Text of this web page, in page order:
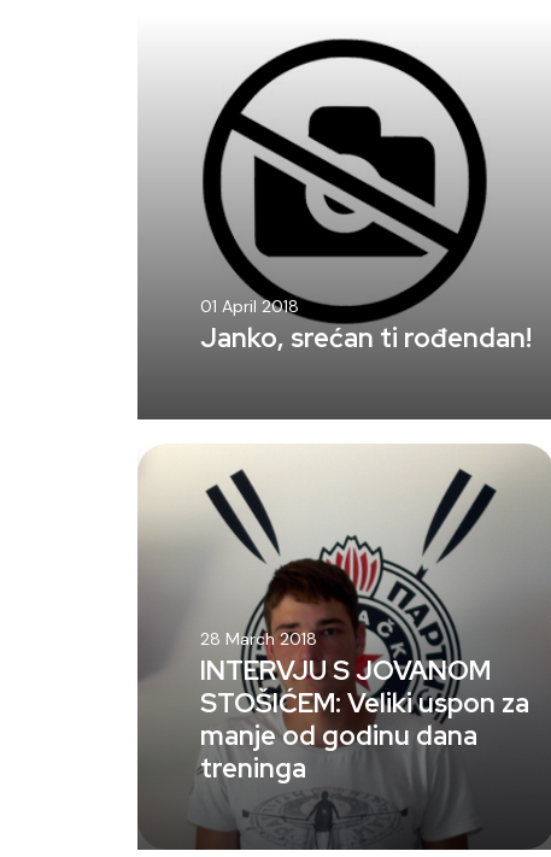
01 April 2018
Janko, srećan ti rođendan!
28 March 2018
INTERVJU S JOVANOM
STOŠIĆEM: Veliki uspon za
manje od godinu dana
treninga